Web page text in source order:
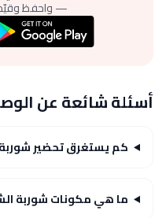
— واحفظ
أسئلة شائعة عن
كم يستغرق تحضير شوربة
ما هي مكونات شوربة